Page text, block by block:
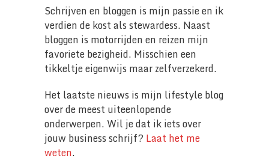
Schrijven en bloggen is mijn passie en ik
verdien de kost als stewardess. Naast
bloggen is motorrijden en reizen mijn
favoriete bezigheid. Misschien een
tikkeltje eigenwijs maar zelfverzekerd.
Het laatste nieuws is mijn lifestyle blog
over de meest uiteenlopende
onderwerpen. Wil je dat ik iets over
jouw business schrijf? Laat het me
weten.